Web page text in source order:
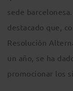
sede
destacado que,
Resolución
un año, se ha
promocionar los